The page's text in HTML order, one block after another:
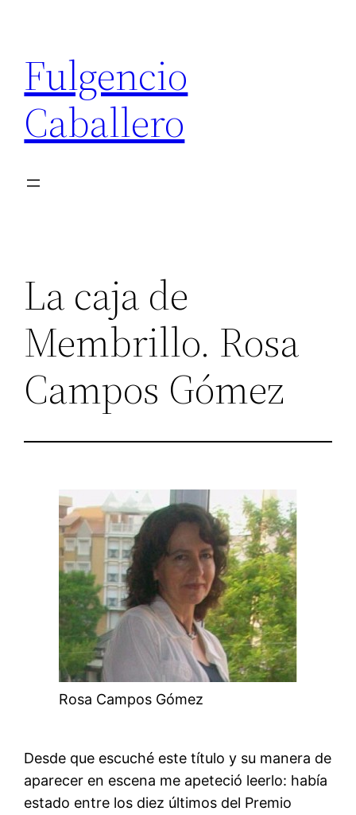
contenido
Fulgencio
Caballero
La caja de
Membrillo. Rosa
Campos Gómez
Rosa Campos Gómez
Desde que escuché este título y su manera de
aparecer en escena me apeteció leerlo: había
estado entre los diez últimos del Premio